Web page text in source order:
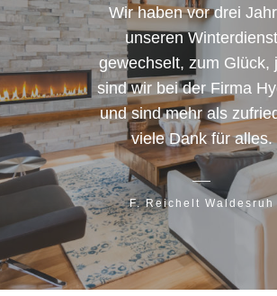
Wir haben vor drei
unseren Winterdienst
gewechselt, zum Glück,
sind wir bei der Firma
und sind mehr als
viele Dank für alles.
F. Reichelt Waldesruh